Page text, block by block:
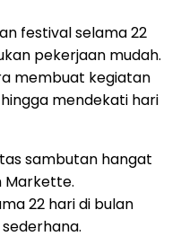
festivalselama22
pekerjaan mudah.
membuat kegiatan
hingga mendekati hari
sambutan hangat
Markette.
22 haridi bulan
sederhana.